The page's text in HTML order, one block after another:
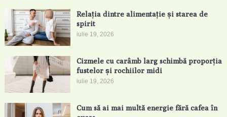
Relația dintre alimentație și starea de
spirit
iulie 19, 2026
Cizmele cu carâmb larg schimbă proporția
fustelor și rochiilor midi
iulie 19, 2026
Cum să ai mai multă energie fără cafea în